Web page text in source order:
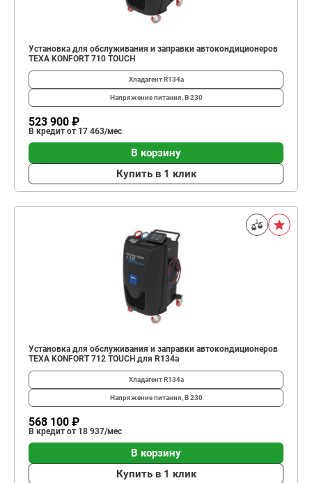
Установка для обслуживания и заправки автокондиционеров
TEXA KONFORT 710 TOUCH
ХладагентR134a
Напряжение питания, В230
523 900 ₽
В кредит от 17 463/мес
В корзину
Купить в 1 клик
Установка для обслуживания и заправки автокондиционеров
TEXA KONFORT 712 TOUCH для R134a
ХладагентR134a
Напряжение питания, В230
568 100 ₽
В кредит от 18 937/мес
В корзину
Купить в 1 клик